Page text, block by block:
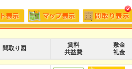
間取り図
賃料
共益費
敷金
礼金